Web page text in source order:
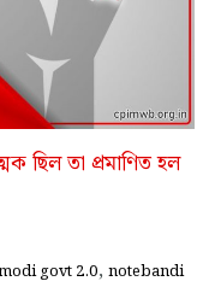
ছিল তা প্রমাণিত হল
govt 2.0, notebandi